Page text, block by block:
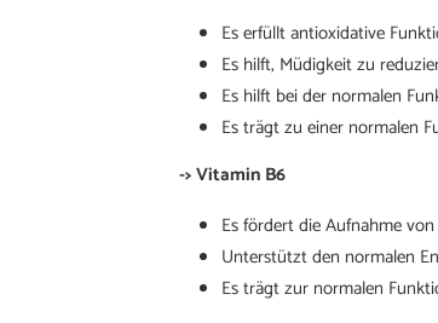
Es erfüllt antioxidative
Es hilft, Müdigkeit zu
Es hilft bei der normalen
Es trägt zu einer normalen
->Vitamin B6
Es fördert die Aufnahme
Unterstützt den normalen
Es trägt zur normalen